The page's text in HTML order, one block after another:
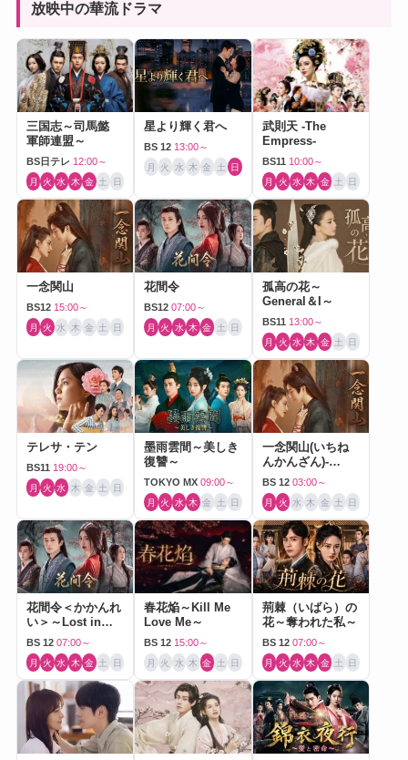
放映中の華流ドラマ
三国志～司馬懿
軍師連盟～
BS日テレ 12:00～
月 火 水 木 金 土 日
星より輝く君へ
BS 12 13:00～
月 火 水 木 金 土 日
武則天 -The
Empress-
BS11 10:00～
月 火 水 木 金 土 日
一念関山
BS12 15:00～
月 火 水 木 金 土 日
花間令
BS12 07:00～
月 火 水 木 金 土 日
孤高の花～
General＆I～
BS11 13:00～
月 火 水 木 金 土 日
テレサ・テン
BS11 19:00～
月 火 水 木 金 土 日
墨雨雲間～美しき
復讐～
TOKYO MX 09:00～
月 火 水 木 金 土 日
一念関山(いちね
んかんざん)-
Journey to Love-
BS 12 03:00～
月 火 水 木 金 土 日
花間令＜かかんれ
い＞～Lost in
Love～
BS 12 07:00～
月 火 水 木 金 土 日
春花焔～Kill Me
Love Me～
BS 12 15:00～
月 火 水 木 金 土 日
荊棘（いばら）の
花～奪われた私～
BS 12 07:00～
月 火 水 木 金 土 日